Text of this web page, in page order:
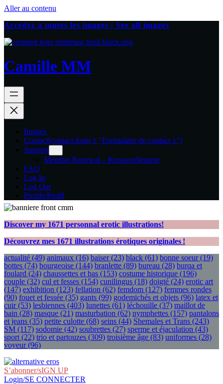
Aller au contenu
Accédez à toutes les images | See all images
Camille MM
Images
Contact[contact-form 1 "Formulaire de contact 1"]
Support
Member Renewal – Renouvellement
FAQ
Log In
Log Out
Profile/Profil
Discover my 1671 personnal erotic illustrations!
Découvrez mes 1671 illustrations érotiques originales !
actualité (49) animaux (16) baiser(23) black (61) bonne soeur(19)
bottes (74) bourgeoise (144) branlette (89) bureau (28) burqa et
foulard (24) chaussettes et bas (153) costume historique (196)
couple (32) cul et fesses (154) cunilingus (18) doigté (24) erotic art
(147) exhibition (123) fellation (62) femdom (127) femmes rondes
(90) fouet et fessée (35) gants (99) godemichés et objets (96) latex et
cuir(53) lesbiennes (403) lunettes (61) léchouille (37) maillot de
bain (28) masque (21) masturbation (62) nymphettes (157) pantalons
et jeans (35) petite culotte (68) seins (44) Shemales et Trans (243)
SM (117) sodomie (42) soubrettes (27) sperme et éjaculation (43)
sport (22) trio et partouzes (309) troisième âge (83) uniformes (28)
voyeur(96)
S’abonner/sIGN UP
Login/SE CONNECTER